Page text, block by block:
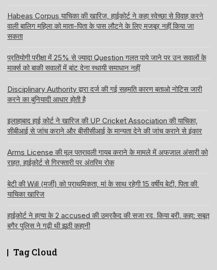
Habeas Corpus याचिका की खारिज, हाईकोर्ट ने कहा स्वेच्छा से विवाह करने
वाली बालिग महिला को माता-पिता के पास लौटने के लिए मजबूर नहीं किया जा
सकता
प्रतियोगी परीक्षा में 25% से ज्यादा Question गलत पाये जाने पर उन सवालों के
मार्क्स को बाकी सवालों में बांट देना स्थायी समाधान नहीं
Disciplinary Authority द्वारा दर्ज की गई सहमति कारण बताओ नोटिस जारी
करने का बुनियादी आधार होती है
इलाहाबाद हाई कोर्ट ने खारिज की UP Cricket Association की याचिका,
सीबीआई से जांच कराने और बीसीसीआई के मान्यता देने की जांच कराने से इंकार
Arms License की मूल पत्रावली गायब कराने के मामले में अफजाल अंसारी को
राहत, हाईकोर्ट से गिरफ्तारी पर अंतरिम रोक
बेटी की Will (मर्जी) को प्राथमिकता, मां के साथ रहेगी 15 वर्षीय बेटी, पिता की
याचिका खारिज
हाईकोर्ट ने हत्या के 2 accused की उम्रकैद की सजा रद, किया बरी, कहा: सबूत
बगैर पुलिस ने गढ़ी थी झूठी कहानी
Tag Cloud